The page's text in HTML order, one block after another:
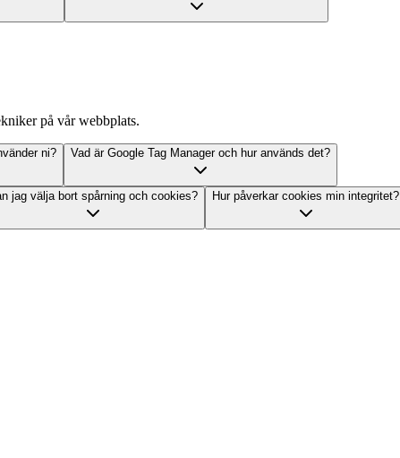
på vår webbplats.
ni? Vad är Google Tag Manager och hur används det?
jag välja bort spårning och cookies? Hur påverkar cookies min integritet?